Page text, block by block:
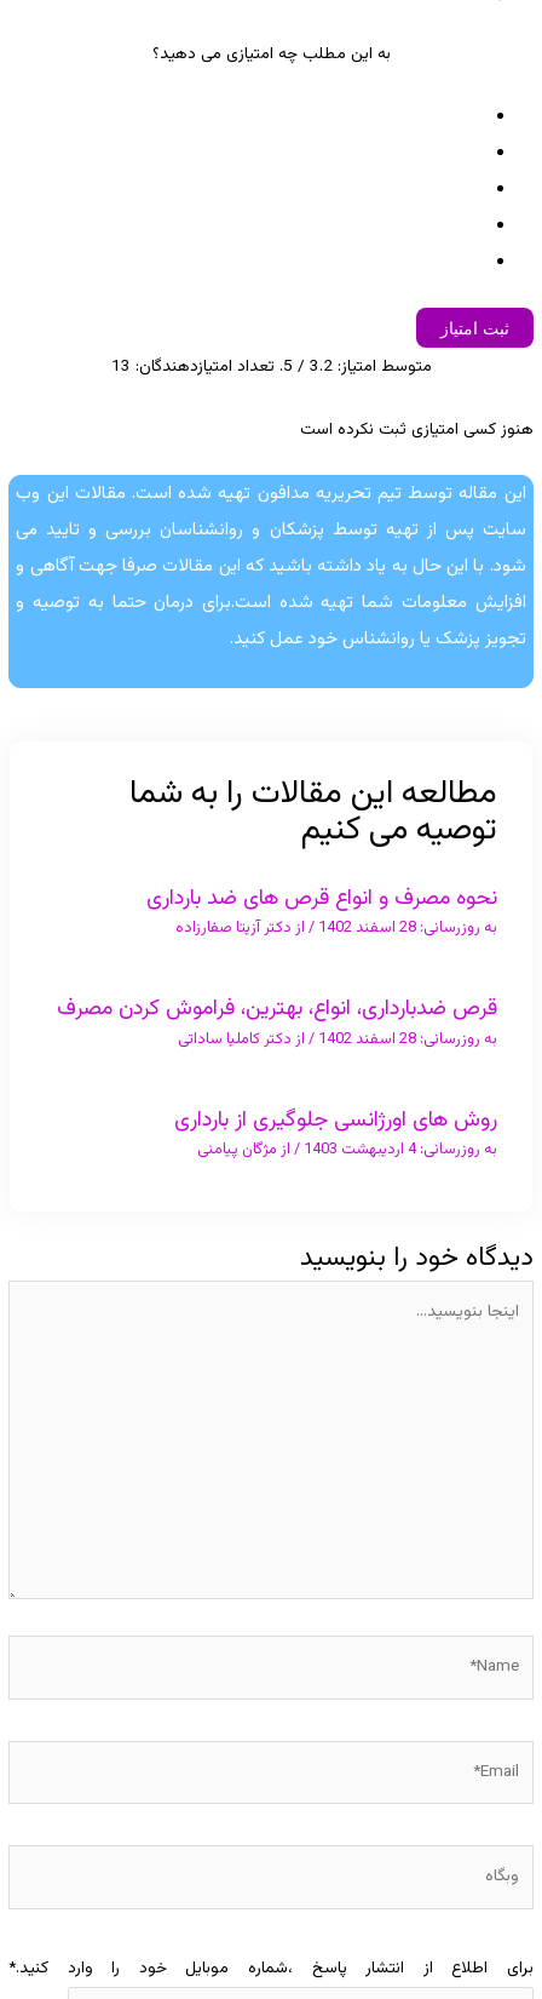
به این مطلب چه امتیازی می دهید؟
ثبت امتیاز
متوسط امتیاز:3.2 / 5. تعداد امتیازدهندگان: 13
هنوز کسی امتیازی ثبت نکرده است
این مقاله توسط تیم تحریریه مدافون تهیه شده است. مقالات این وب
سایت پس از تهیه توسط پزشکان و روانشناسان بررسی و تایید می
شود. با این حال به یاد داشته باشید که این مقالات صرفا جهت آگاهی و
افزایش معلومات شما تهیه شده است.برای درمان حتما به توصیه و
تجویز پزشک یا روانشناس خود عمل کنید.
مطالعه این مقالات را به شما
توصیه می کنیم
نحوه مصرف و انواع قرص های ضد بارداری
به روزرسانی: 28 اسفند 1402 / از دکتر آزیتا صفارزاده
قرص ضدبارداری، انواع، بهترین، فراموش کردن مصرف
به روزرسانی: 28 اسفند 1402 / از دکتر کاملیا ساداتی
روش های اورژانسی جلوگیری از بارداری
به روزرسانی:4 اردیبهشت 1403 / از مژگان پیامنی
دیدگاه‌ خود را بنویسید
وبگاه
برای اطلاع از انتشار پاسخ ،شماره موبایل خود را وارد کنید.*